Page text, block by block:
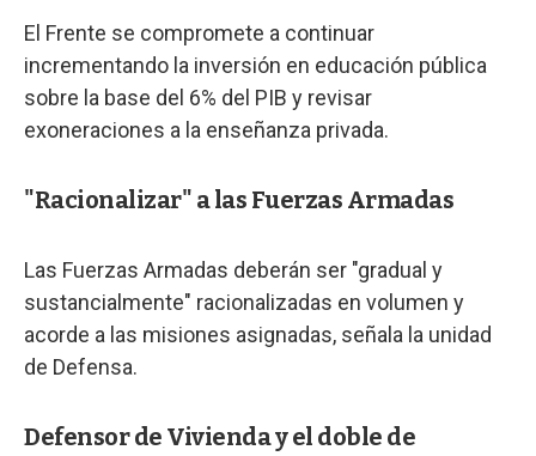
El Frente se compromete a continuar
incrementando la inversión en educación pública
sobre la base del 6% del PIB y revisar
exoneraciones a la enseñanza privada.
"Racionalizar" a las Fuerzas Armadas
Las Fuerzas Armadas deberán ser "gradual y
sustancialmente" racionalizadas en volumen y
acorde a las misiones asignadas, señala la unidad
de Defensa.
Defensor de Vivienda y el doble de